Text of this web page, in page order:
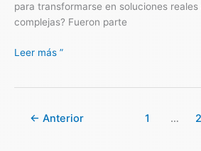
para transformarse en soluciones
complejas? Fueron parte
Leer más ”
← Anterior 1 …